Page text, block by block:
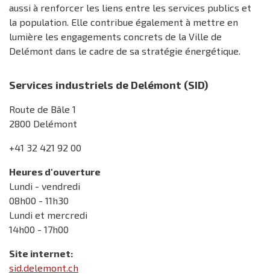
aussi à renforcer les liens entre les services publics et
la population. Elle contribue également à mettre en
lumière les engagements concrets de la Ville de
Delémont dans le cadre de sa stratégie énergétique.
Services industriels de Delémont (SID)
Route de Bâle 1
2800 Delémont
+41 32 421 92 00
Heures d'ouverture
Lundi - vendredi
08h00 - 11h30
Lundi et mercredi
14h00 - 17h00
Site internet:
sid.delemont.ch